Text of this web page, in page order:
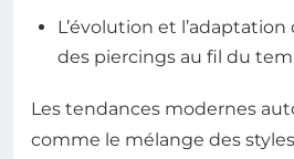
L’évolution et
des piercings au fil du
Les tendances modernes
comme le mélange des